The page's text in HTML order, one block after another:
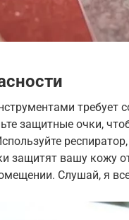
требует
защитные очки,
защитят вашу кожу
Слушай, я